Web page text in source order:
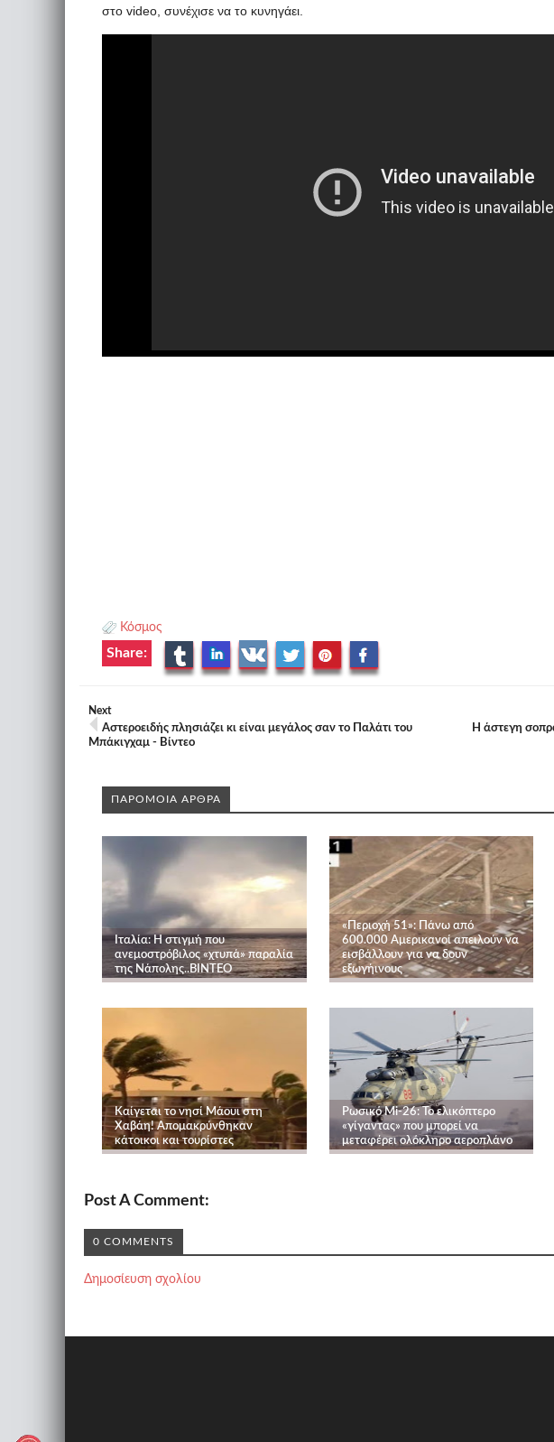
στο video, συνέχισε να το κυνηγάει.
Κόσμος
Share:
Next
Αστεροειδής πλησιάζει κι είναι μεγάλος σαν το Παλάτι του
Μπάκιγχαμ - Βίντεο
Η άστεγη
ΠΑΡΟΜΟΙΑ ΑΡΘΡΑ
Ιταλία: Η στιγμή που
ανεμοστρόβιλος «χτυπά» παραλία
της Νάπολης..ΒΙΝΤΕΟ
«Περιοχή 51»: Πάνω από
600.000 Αμερικανοί απειλούν να
εισβάλλουν για να δουν
εξωγήινους
Καίγεται το νησί Μάουι στη
Χαβάη! Απομακρύνθηκαν
κάτοικοι και τουρίστες
Ρωσικό Mi-26: Το ελικόπτερο
«γίγαντας» που μπορεί να
μεταφέρει ολόκληρο αεροπλάνο
Post A Comment:
0 COMMENTS
Δημοσίευση σχολίου